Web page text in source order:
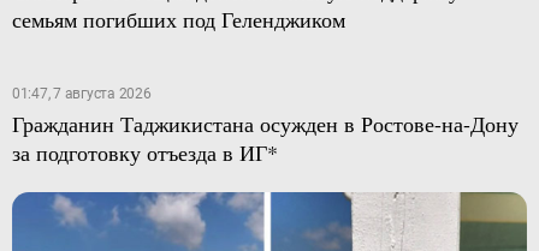
семьям погибших под Геленджиком
01:47, 7 августа 2026
Гражданин Таджикистана осужден в Ростове-на-Дону
за подготовку отъезда в ИГ*